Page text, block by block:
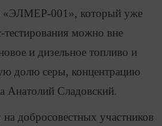
«ЭЛМЕР-001», который уже
можно вне
и дизельное топливо и
долю серы, концентрацию
Анатолий Сладовский.
добросовестных участников